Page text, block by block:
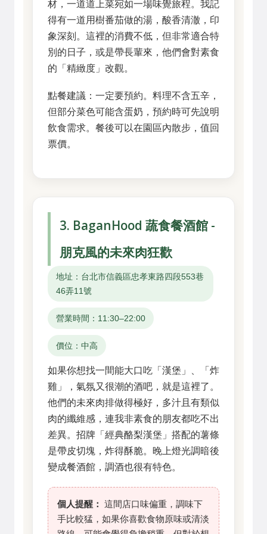
材，一道道上菜宛如一場味覺旅程。我記
得有一道用樹番茄做的湯，酸香清澈，印
象深刻。這裡的消費不低，但非常適合特
別的日子，或是帶長輩來，他們會對素食
的「精緻度」改觀。
點餐建議：一定要預約。料理不含五辛，
但部分菜色可能含蛋奶，預約時可先說明
飲食需求。餐後可以在園區內散步，值回
票價。
3. BaganHood 蔬食餐酒館 -
朋克風的未來肉狂歡
地址：台北市信義區忠孝東路四段553巷
46弄11號
營業時間：11:30–22:00
價位：中高
如果你想找一間能大口吃「漢堡」、「炸
雞」，氣氛又很潮的酒吧，就是這裡了。
他們的未來肉排做得極好，多汁且有類似
肉的纖維感，連我非素食的朋友都吃不出
差異。招牌「經典酪梨漢堡」搭配的薯條
是帶皮切塊，炸得酥脆。晚上燈光調暗後
變成餐酒館，調酒也很有特色。
個人提醒： 這間店口味偏重，調味下
手比較猛，如果你喜歡食物原味或清淡